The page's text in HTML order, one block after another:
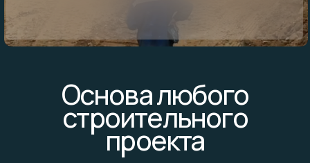
Основа любого
строительного
проекта